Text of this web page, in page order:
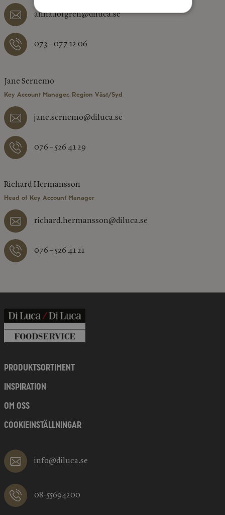
anna.lofgren@diluca.se
073 – 077 12 06
Jane Sernemo
Key Account Manager, Region Väst/Syd
jane.sernemo@diluca.se
076 – 526 41 29
Richard Hermansson
Head of Key Account Manager
richard.hermansson@diluca.se
076 – 526 41 21
PRODUKTSORTIMENT
INSPIRATION
OM OSS
COOKIEINSTÄLLNINGAR
info@diluca.se
08-55694200